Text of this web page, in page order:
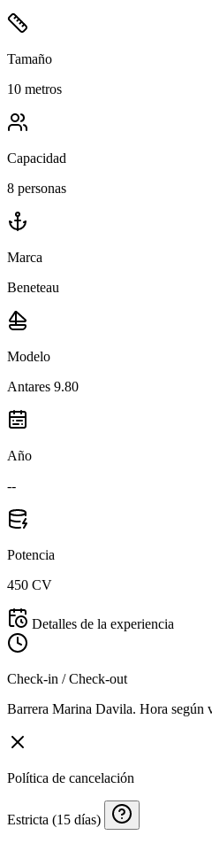
Tamaño
10 metros
Capacidad
8 personas
Marca
Beneteau
Modelo
Antares 9.80
Año
--
Potencia
450 CV
Detalles de la experiencia
Check-in / Check-out
Barrera Marina Davila. Hora según
Política de cancelación
Estricta (15 días)